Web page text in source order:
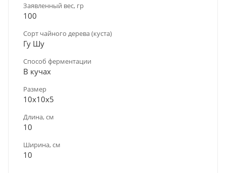
Заявленный вес, гр
100
Сорт чайного дерева (куста)
Гу Шу
Способ ферментации
В кучах
Размер
10х10х5
Длина, см
10
Ширина, см
10